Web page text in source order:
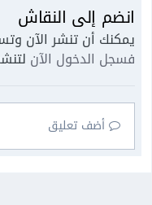
انضم إلى النقاش
يمكنك أن تنشر الآن
فسجل الدخول الآن
أضف تعليق